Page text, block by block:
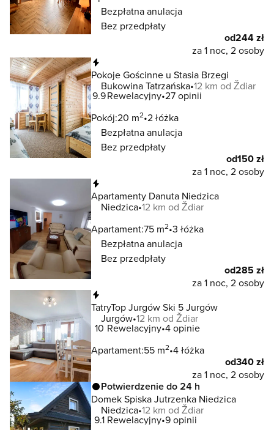
Bezpłatna anulacja
Bez przedpłaty
od244 zł
za 1 noc, 2 osoby
Pokoje Gościnne u Stasia Brzegi
Bukowina Tatrzańska 12 km od Ždiar
9.9Rewelacyjny 27 opinii
Pokój:20 m2 2 łóżka
Bezpłatna anulacja
Bez przedpłaty
od150 zł
za 1 noc, 2 osoby
Apartamenty Danuta Niedzica
Niedzica 12 km od Ždiar
Apartament:75 m2 3 łóżka
Bezpłatna anulacja
Bez przedpłaty
od285 zł
za 1 noc, 2 osoby
TatryTop Jurgów Ski 5 Jurgów
Jurgów 12 km od Ždiar
10 Rewelacyjny 4 opinie
Apartament:55 m2 4 łóżka
od340 zł
za 1 noc, 2 osoby
Potwierdzenie do 24 h
Domek Spiska Jutrzenka Niedzica
Niedzica 12 km od Ždiar
9.1 Rewelacyjny 9 opinii